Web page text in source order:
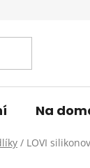
Na
/ LOVI